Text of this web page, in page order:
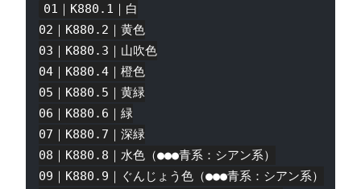
01｜K880.1｜白
02｜K880.2｜黄色
03｜K880.3｜山吹色
04｜K880.4｜橙色
05｜K880.5｜黄緑
06｜K880.6｜緑
07｜K880.7｜深緑
08｜K880.8｜水色（●●●青系：シアン系）
09｜K880.9｜ぐんじょう色（●●●青系：シアン系）